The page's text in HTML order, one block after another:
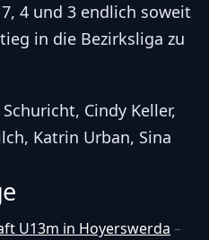
4 und 3 endlich soweit
in die Bezirksliga zu
Cindy Keller,
Katrin Urban, Sina
U13m in Hoyerswerda –